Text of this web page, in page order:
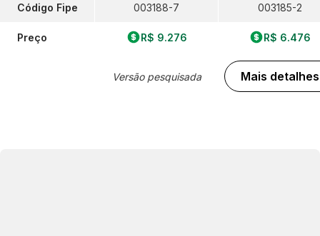
Código Fipe
Preço
003188-7
R$ 9.276
Versão pesquisada
003185-2
R$ 6.476
Mais detalhes